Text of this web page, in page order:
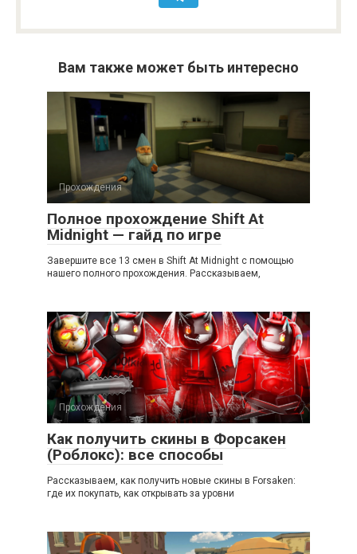
Вам также может быть интересно
Прохождения
Полное прохождение Shift At
Midnight — гайд по игре
Завершите все 13 смен в Shift At Midnight с помощью
нашего полного прохождения. Рассказываем,
Прохождения
Как получить скины в Форсакен
(Роблокс): все способы
Рассказываем, как получить новые скины в Forsaken:
где их покупать, как открывать за уровни